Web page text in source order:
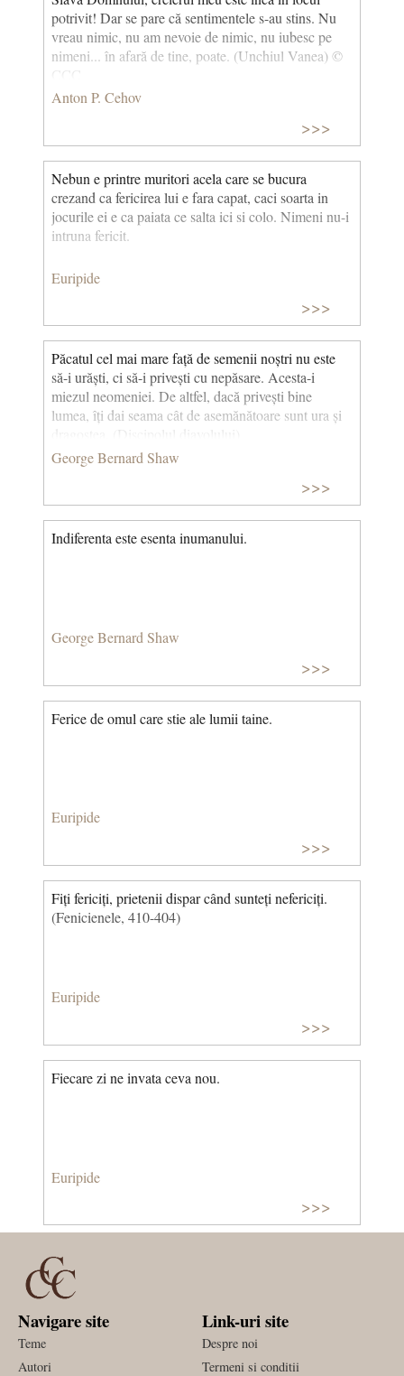
potrivit! Dar se pare că sentimentele s-au stins. Nu
vreau nimic, nu am nevoie de nimic, nu iubesc pe
nimeni... în afară de tine, poate. (Unchiul Vanea) ©
Anton P. Cehov
>>>
Nebun e printre muritori acela care se bucura
crezand ca fericirea lui e fara capat, caci soarta in
jocurile ei e ca paiata ce salta ici si colo. Nimeni nu-i
intruna fericit.
Euripide
>>>
Păcatul cel mai mare față de semenii noștri nu este
să-i urăști, ci să-i privești cu nepăsare. Acesta-i
miezul neomeniei. De altfel, dacă privești bine
lumea, îți dai seama cât de asemănătoare sunt ura și
dragostea. (Discipolul diavolului)
George Bernard Shaw
>>>
Indiferenta este esenta inumanului.
George Bernard Shaw
>>>
Ferice de omul care stie ale lumii taine.
Euripide
>>>
Fiți fericiți, prietenii dispar când sunteți nefericiți.
(Fenicienele, 410-404)
Euripide
>>>
Fiecare zi ne invata ceva nou.
Euripide
>>>
Navigare site
Teme
Autori
Link-uri site
Despre noi
Termeni si conditii